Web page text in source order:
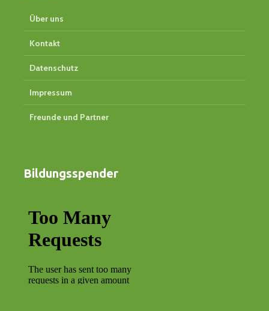
Über uns
Kontakt
Datenschutz
Impressum
Freunde und Partner
Bildungsspender